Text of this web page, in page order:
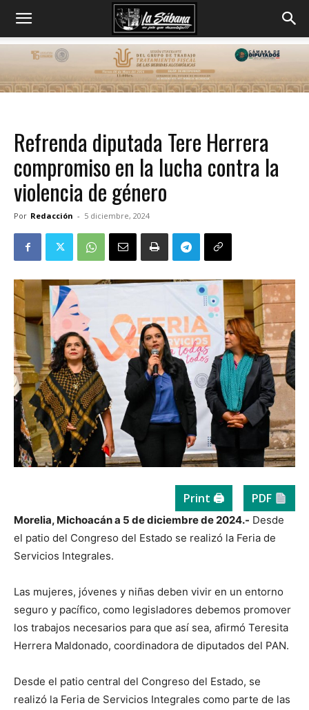
Refrenda diputada Tere Herrera
compromiso en la lucha contra la
violencia de género
Por Redacción - 5 diciembre, 2024
Print 🖨 PDF
Morelia, Michoacán a 5 de diciembre de 2024.- Desde
el patio del Congreso del Estado se realizó la Feria de
Servicios Integrales.
Las mujeres, jóvenes y niñas deben vivir en un entorno
seguro y pacífico, como legisladores debemos promover
los trabajos necesarios para que así sea, afirmó Teresita
Herrera Maldonado, coordinadora de diputados del PAN.
Desde el patio central del Congreso del Estado, se
realizó la Feria de Servicios Integrales como parte de las